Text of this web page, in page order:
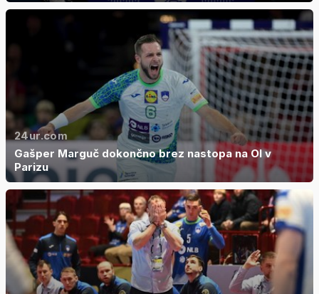
24ur.com
Gašper Marguč dokončno brez nastopa na OI v
Parizu